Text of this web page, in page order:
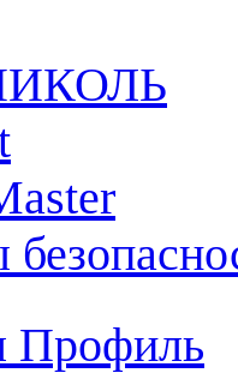
Профиль